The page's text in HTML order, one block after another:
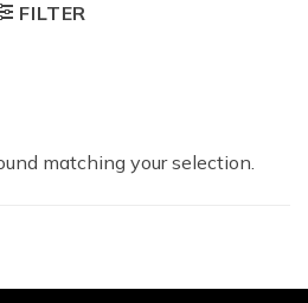
FILTER
matching your selection.